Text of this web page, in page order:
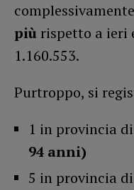
complessivamente
più rispetto a ieri
1.160.553.
Purtroppo, si
1 in provincia di
94 anni)
5 in provincia di